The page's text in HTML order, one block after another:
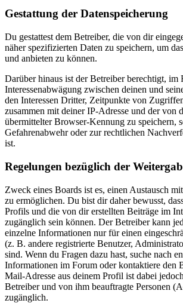
Gestattung der Datenspeicherung
Du gestattest dem Betreiber, die von dir
näher spezifizierten Daten zu speichern, um
und anbieten zu können.
Darüber hinaus ist der Betreiber berechtigt, im
Interessenabwägung zwischen deinen und
den Interessen Dritter, Zeitpunkte von
zusammen mit deiner IP-Adresse und der von
übermittelter Browser-Kennung zu speichern,
Gefahrenabwehr oder zur rechtlichen
ist.
Regelungen bezüglich der
Zweck eines Boards ist es, einen Austausch
zu ermöglichen. Du bist dir daher bewusst,
Profils und die von dir erstellten Beiträge im
zugänglich sein können. Der Betreiber kann
einzelne Informationen nur für einen
(z. B. andere registrierte Benutzer,
sind. Wenn du Fragen dazu hast, suche nach
Informationen im Forum oder kontaktiere den
Mail-Adresse aus deinem Profil ist dabei
Betreiber und von ihm beauftragte Personen
zugänglich.